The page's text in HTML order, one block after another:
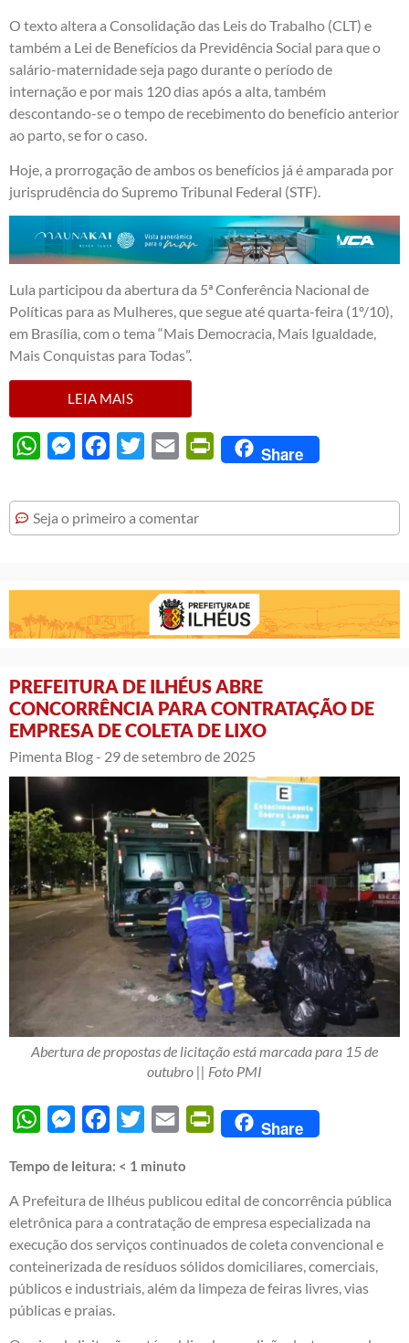
O texto altera a Consolidação das Leis do Trabalho (CLT) e
também a Lei de Benefícios da Previdência Social para que o
salário-maternidade seja pago durante o período de
internação e por mais 120 dias após a alta, também
descontando-se o tempo de recebimento do benefício anterior
ao parto, se for o caso.
Hoje, a prorrogação de ambos os benefícios já é amparada por
jurisprudência do Supremo Tribunal Federal (STF).
Lula participou da abertura da 5ª Conferência Nacional de
Políticas para as Mulheres, que segue até quarta-feira (1º/10),
em Brasília, com o tema “Mais Democracia, Mais Igualdade,
Mais Conquistas para Todas”.
LEIA MAIS
WhatsAppMessengerFacebook
Twitter Email PrintFriendly
Share
Seja o primeiro a comentar
PREFEITURA DE ILHÉUS ABRE
CONCORRÊNCIA PARA CONTRATAÇÃO DE
EMPRESA DE COLETA DE LIXO
Pimenta Blog - 29 de setembro de 2025
Abertura de propostas de licitação está marcada para 15 de
outubro || Foto PMI
WhatsAppMessengerFacebook
Twitter Email PrintFriendly
Share
Tempo de leitura: < 1 minuto
A Prefeitura de Ilhéus publicou edital de concorrência pública
eletrônica para a contratação de empresa especializada na
execução dos serviços continuados de coleta convencional e
conteinerizada de resíduos sólidos domiciliares, comerciais,
públicos e industriais, além da limpeza de feiras livres, vias
públicas e praias.